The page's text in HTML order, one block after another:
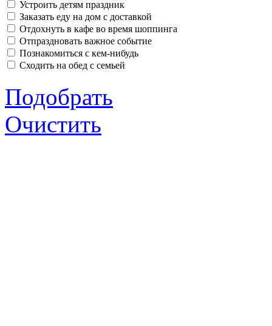
Устроить детям праздник
Заказать еду на дом с доставкой
Отдохнуть в кафе во время шоппинга
Отпраздновать важное событие
Познакомиться с кем-нибудь
Сходить на обед с семьей
Подобрать
Очистить